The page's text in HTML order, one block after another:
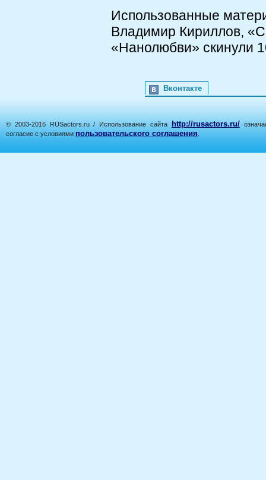
Использованные
Владимир Кириллов,
«Нанолюбви» скинули
Вконтакте
© 2003-2016 RUSactors.ru / Использование сайта http://rusactors.ru/
согласие с условиями пользовательского соглашения